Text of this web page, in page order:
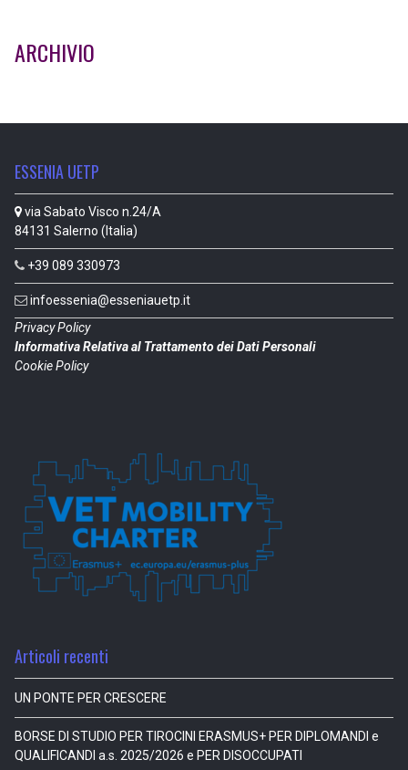
ARCHIVIO
ESSENIA UETP
via Sabato Visco n.24/A
84131 Salerno (Italia)
+39 089 330973
infoessenia@esseniauetp.it
Privacy Policy
Informativa Relativa al Trattamento dei Dati Personali
Cookie Policy
Articoli recenti
UN PONTE PER CRESCERE
BORSE DI STUDIO PER TIROCINI ERASMUS+ PER DIPLOMANDI e
QUALIFICANDI a.s. 2025/2026 e PER DISOCCUPATI